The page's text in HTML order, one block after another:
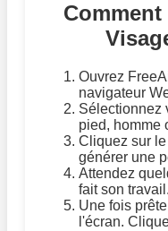
Comment
Ouvrez
navigateur
Sélectionnez
pied, homme
Cliquez sur
générer une
Attendez
fait son travail.
Une fois
l'écran.